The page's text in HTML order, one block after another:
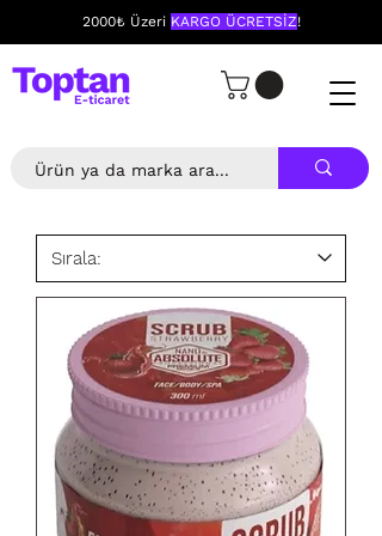
2000₺ Üzeri KARGO ÜCRETSİZ!